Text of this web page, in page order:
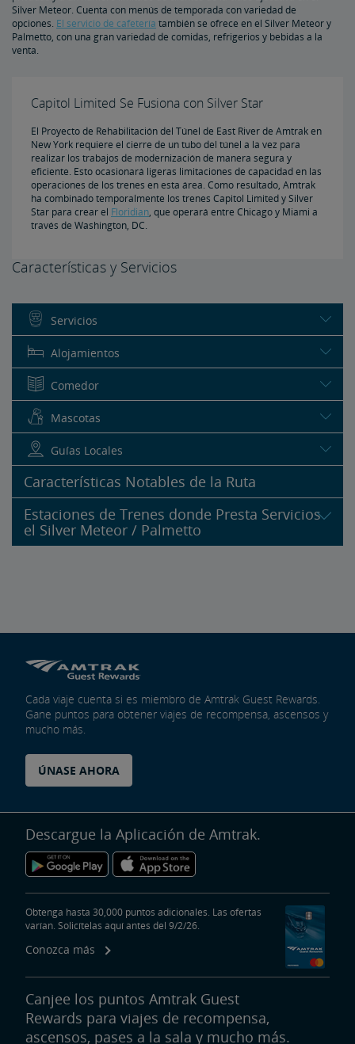
Silver Meteor. Cuenta con menús de temporada con variedad de
opciones. El servicio de cafetería también se ofrece en el Silver Meteor y
Palmetto, con una gran variedad de comidas, refrigerios y bebidas a la
venta.
Capitol Limited Se Fusiona con Silver Star
El Proyecto de Rehabilitación del Túnel de East River de Amtrak en
New York requiere el cierre de un tubo del túnel a la vez para
realizar los trabajos de modernización de manera segura y
eficiente. Esto ocasionará ligeras limitaciones de capacidad en las
operaciones de los trenes en esta área. Como resultado, Amtrak
ha combinado temporalmente los trenes Capitol Limited y Silver
Star para crear el Floridian, que operará entre Chicago y Miami a
través de Washington, DC.
Características y Servicios
Servicios
Alojamientos
Comedor
Mascotas
Guías Locales
Características Notables de la Ruta
Estaciones de Trenes donde Presta Servicios
el Silver Meteor / Palmetto
Cada viaje cuenta si es miembro de Amtrak Guest Rewards.
Gane puntos para obtener viajes de recompensa, ascensos y
mucho más.
ÚNASE AHORA
Descargue la Aplicación de Amtrak.
Obtenga hasta 30,000 puntos adicionales. Las ofertas
varían. Solicítelas aquí antes del 9/2/26.
Conozca más
Canjee los puntos Amtrak Guest
Rewards para viajes de recompensa,
ascensos, pases a la sala y mucho más.